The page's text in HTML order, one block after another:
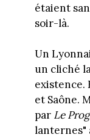
étaient
soir-là.
Un
un cliché
existence.
et Saône.
par Le
lanternes"